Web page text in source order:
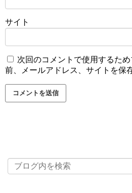
サイト
次回のコメントで使用するた
前、メールアドレス、サイトを保